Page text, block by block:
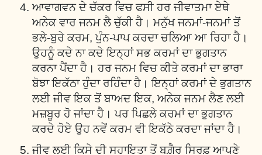
ਆਵਾਗਵਨ ਦੇ ਚੱਕਰ ਵਿਚ ਫਸੀ ਹਰ ਜੀਵਾਤਮਾ ਏਥੇ
ਅਨੇਕ ਵਾਰ ਜਨਮ ਲੈ ਚੁੱਕੀ ਹੈ। ਮਨੁੱਖ ਜਨਮਾਂ-ਜਨਮਾਂ ਤੋਂ
ਭਲੇ-ਬੁਰੇ ਕਰਮ, ਪੁੰਨ-ਪਾਪ ਕਰਦਾ ਚਲਿਆ ਆ ਰਿਹਾ ਹੈ।
ਉਹਨੂੰ ਕਦੇ ਨਾ ਕਦੇ ਇਨ੍ਹਾਂ ਸਭ ਕਰਮਾਂ ਦਾ ਭੁਗਤਾਨ
ਕਰਨਾ ਪੈਂਦਾ ਹੈ। ਹਰ ਜਨਮ ਵਿਚ ਕੀਤੇ ਕਰਮਾਂ ਦਾ ਭਾਰਾ
ਬੋਝਾ ਇਕੱਠਾ ਹੁੰਦਾ ਰਹਿੰਦਾ ਹੈ। ਇਨ੍ਹਾਂ ਕਰਮਾਂ ਦੇ ਭੁਗਤਾਨ
ਲਈ ਜੀਵ ਇਕ ਤੋਂ ਬਾਅਦ ਇਕ, ਅਨੇਕ ਜਨਮ ਲੈਣ ਲਈ
ਮਜ਼ਬੂਰ ਹੋ ਜਾਂਦਾ ਹੈ। ਪਰ ਪਿਛਲੇ ਕਰਮਾਂ ਦਾ ਭੁਗਤਾਨ
ਕਰਦੇ ਹੋਏ ਉਹ ਨਵੇਂ ਕਰਮ ਵੀ ਇਕੱਠੇ ਕਰਦਾ ਜਾਂਦਾ ਹੈ।
ਜੀਵ ਲਈ ਕਿਸੇ ਦੀ ਸਹਾਇਤਾ ਤੋਂ ਬਗ਼ੈਰ ਸਿਰਫ਼ ਆਪਣੇ